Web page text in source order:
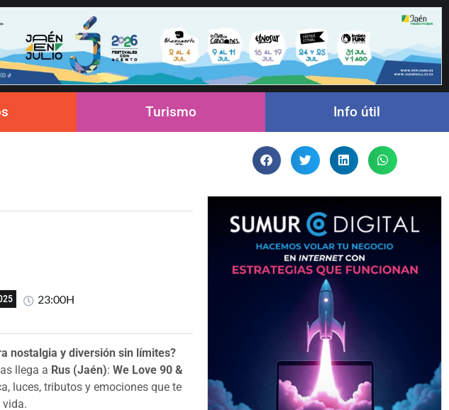
Turismo Info útil
23:00H
nostalgia y diversión sin límites?
llega a Rus (Jaén):We Love 90 &
luces, tributos y emociones que te
vida.